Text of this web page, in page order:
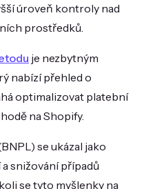
úroveň kontroly nad
prostředků.
je nezbytným
nabízí přehled o
optimalizovat platební
na Shopify.
se ukázal jako
snižování případů
se tyto myšlenky na